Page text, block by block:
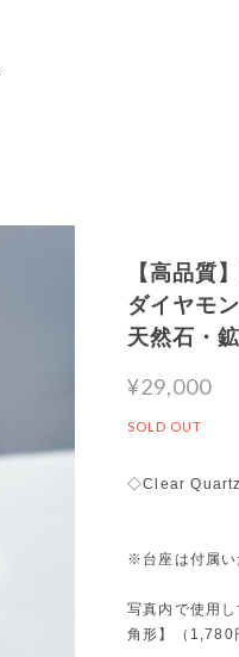
【高品質
ダイヤモ
天然石・
¥29,000
SOLD OUT
◇Clear
※台座は付属い
写真内で使用
角形】（1,780